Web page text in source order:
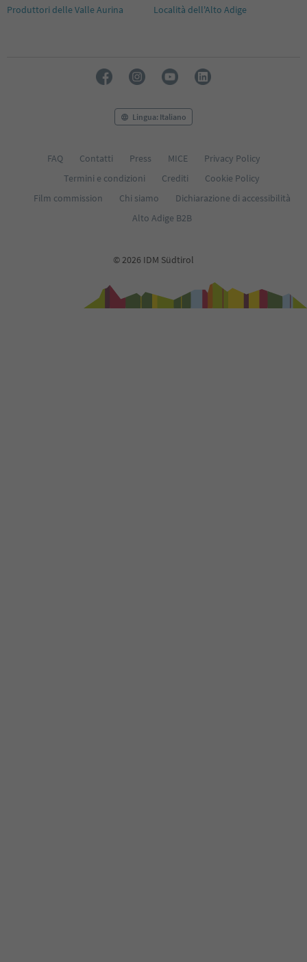
Produttori delle Valle Aurina
Località dell'Alto Adige
Lingua: Italiano
FAQ Contatti Press MICE
Privacy Policy
Termini e condizioni
Crediti
Cookie Policy
Film commission
Chi siamo
Dichiarazione di accessibilità
Alto Adige B2B
© 2026 IDM Südtirol